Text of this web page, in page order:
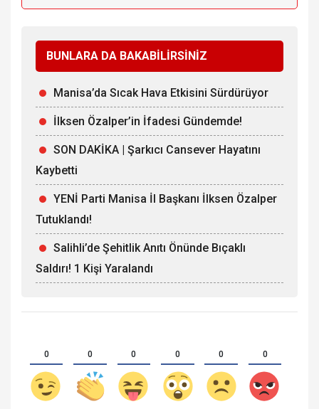
BUNLARA DA BAKABİLİRSİNİZ
Manisa’da Sıcak Hava Etkisini Sürdürüyor
İlksen Özalper’in İfadesi Gündemde!
SON DAKİKA | Şarkıcı Cansever Hayatını
Kaybetti
YENİ Parti Manisa İl Başkanı İlksen Özalper
Tutuklandı!
Salihli’de Şehitlik Anıtı Önünde Bıçaklı
Saldırı! 1 Kişi Yaralandı
0 0 0 0 0 0